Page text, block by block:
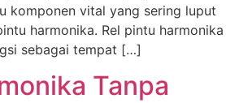
komponen vital yang sering luput
harmonika. Rel pintu harmonika
sebagai tempat […]
Tanpa